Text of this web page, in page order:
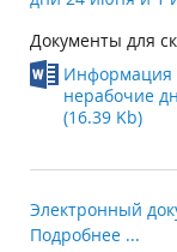
Документы для
Информация
нерабочие
(16.39 Kb)
Электронный
Подробнее ...